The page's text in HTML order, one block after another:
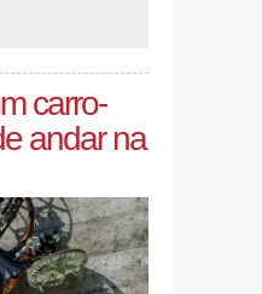
carro-
andar na